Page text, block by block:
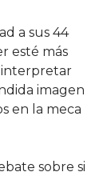
a sus 44
esté más
interpretar
imagen
en la meca
sobre si